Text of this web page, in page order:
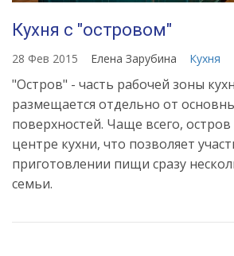
Кухня с "островом"
28 Фев 2015 Елена Зарубина Кухня
"Остров" - часть рабочей зоны
размещается отдельно от
поверхностей. Чаще всего,
центре кухни, что позволяет
приготовлении пищи сразу
семьи.